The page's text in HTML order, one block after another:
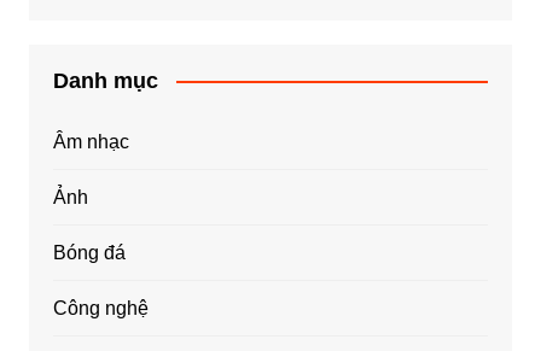
Danh mục
Âm nhạc
Ảnh
Bóng đá
Công nghệ